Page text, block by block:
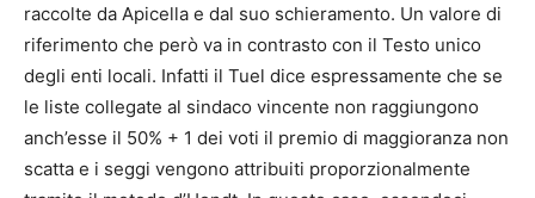
raccolte da Apicella e dal suo schieramento. Un valore di
riferimento che però va in contrasto con il Testo unico
degli enti locali. Infatti il Tuel dice espressamente che se
le liste collegate al sindaco vincente non raggiungono
anch’esse il 50% + 1 dei voti il premio di maggioranza non
scatta e i seggi vengono attribuiti proporzionalmente